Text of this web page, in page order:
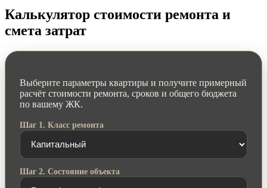
Калькулятор стоимости ремонта и
смета затрат
Выберите параметры квартиры и получите примерный
расчёт стоимости ремонта, сроков и общего бюджета
по вашему ЖК.
Шаг 1. Класс ремонта
Шаг 2. Состояние объекта